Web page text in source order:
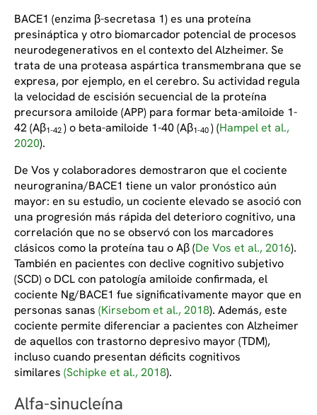
BACE1 (enzima β-secretasa 1) es una proteína
presináptica y otro biomarcador potencial de procesos
neurodegenerativos en el contexto del Alzheimer. Se
trata de una proteasa aspártica transmembrana que se
expresa, por ejemplo, en el cerebro. Su actividad regula
la velocidad de escisión secuencial de la proteína
precursora amiloide (APP) para formar beta-amiloide 1-
42 (Aβ1-42 ) o beta-amiloide 1-40 (Aβ1-40 ) (Hampel et al.,
2020).
De Vos y colaboradores demostraron que el cociente
neurogranina/BACE1 tiene un valor pronóstico aún
mayor: en su estudio, un cociente elevado se asoció con
una progresión más rápida del deterioro cognitivo, una
correlación que no se observó con los marcadores
clásicos como la proteína tau o Aβ (De Vos et al., 2016).
También en pacientes con declive cognitivo subjetivo
(SCD) o DCL con patología amiloide confirmada, el
cociente Ng/BACE1 fue significativamente mayor que en
personas sanas (Kirsebom et al., 2018). Además, este
cociente permite diferenciar a pacientes con Alzheimer
de aquellos con trastorno depresivo mayor (TDM),
incluso cuando presentan déficits cognitivos
similares (Schipke et al., 2018).
Alfa-sinucleína